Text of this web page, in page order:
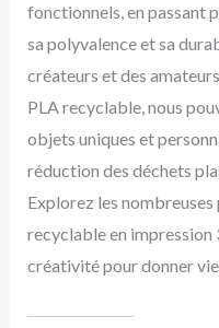
fonctionnels, en passant
sa polyvalence et sa
créateurs et des
PLA recyclable, nous
objets uniques et
réduction des déchets
Explorez les
recyclable en
créativité pour donner vie